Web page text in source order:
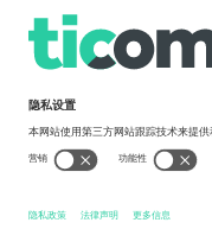
Bulgaria
Mexico
Av
平台提供